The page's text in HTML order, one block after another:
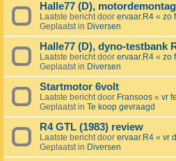
Halle77 (D),
Laatste bericht door ervaar.R4 « zo
Geplaatst in Diversen
Halle77 (D), dyno-testbank
Laatste bericht door ervaar.R4 « zo
Geplaatst in Diversen
Startmotor 6volt
Laatste bericht door Fransoos « vr
Geplaatst in Te koop gevraagd
R4 GTL (1983) review
Laatste bericht door ervaar.R4 « vr
Geplaatst in Diversen